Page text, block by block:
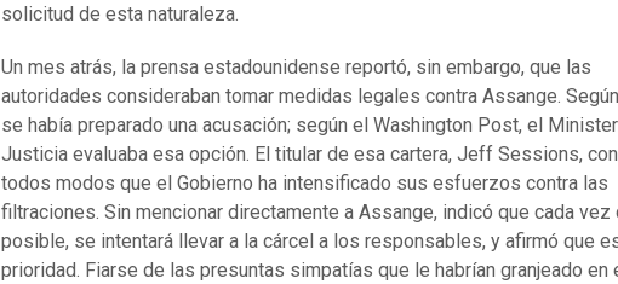
solicitud de esta naturaleza.
Un mes atrás, la prensa estadounidense reportó, sin embargo, que las
autoridades consideraban tomar medidas legales contra Assange.
se había preparado una acusación; según el Washington Post, el
Justicia evaluaba esa opción. El titular de esa cartera, Jeff Sessions,
todos modos que el Gobierno ha intensificado sus esfuerzos contra las
filtraciones. Sin mencionar directamente a Assange, indicó que cada vez
posible, se intentará llevar a la cárcel a los responsables, y afirmó que
prioridad. Fiarse de las presuntas simpatías que le habrían granjeado en